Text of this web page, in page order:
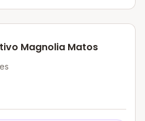
Magnolia Matos